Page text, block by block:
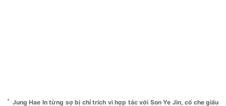
Jung Hae In từng sợ bị chỉ trích vì hợp tác với Son Ye Jin, cố che giấu